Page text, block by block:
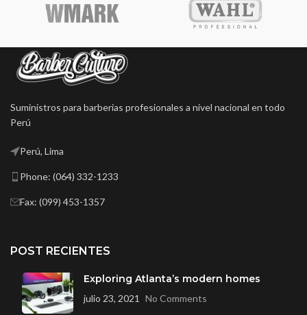
Suministros para barberias profesionales a nivel nacional en todo
Perú
Perú, Lima
Phone: (064) 332-1233
Fax: (099) 453-1357
POST RECIENTES
Exploring Atlanta’s modern homes
julio 23, 2021 No Comments